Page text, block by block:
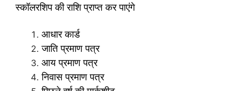
स्कॉलरशिप की राशि प्राप्त कर पाएंगे
आधार कार्ड
जाति प्रमाण पत्र
आय प्रमाण पत्र
निवास प्रमाण पत्र